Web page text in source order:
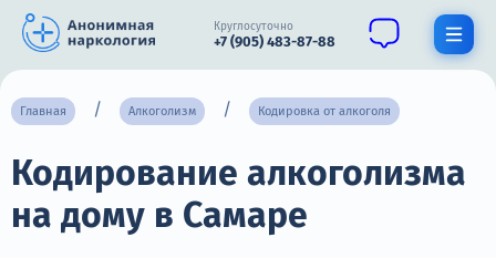
Круглосуточно
+7 (905) 483-87-88
О нас
Наркомания
Главная Алкоголизм Кодировка от алкоголя
Кодирование алкоголизма
на дому в Самаре